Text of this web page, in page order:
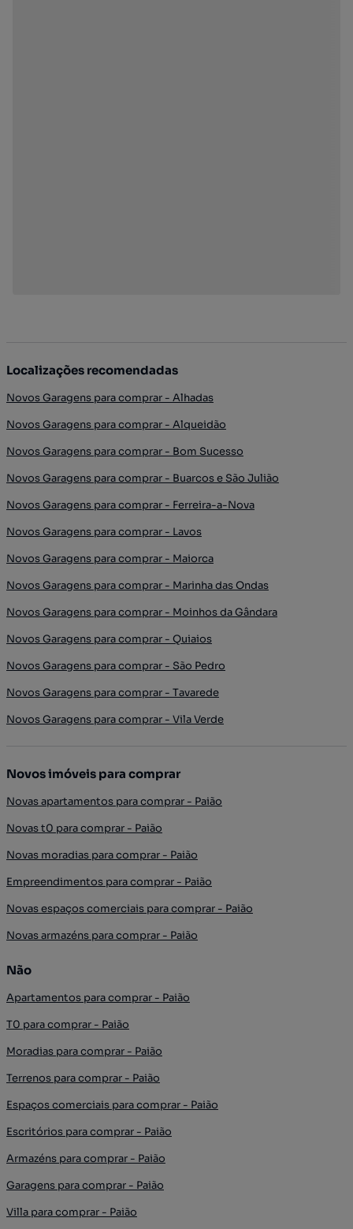
Localizações recomendadas
Novos Garagens para comprar - Alhadas
Novos Garagens para comprar - Alqueidão
Novos Garagens para comprar - Bom Sucesso
Novos Garagens para comprar - Buarcos e São Julião
Novos Garagens para comprar - Ferreira-a-Nova
Novos Garagens para comprar - Lavos
Novos Garagens para comprar - Maiorca
Novos Garagens para comprar - Marinha das Ondas
Novos Garagens para comprar - Moinhos da Gândara
Novos Garagens para comprar - Quiaios
Novos Garagens para comprar - São Pedro
Novos Garagens para comprar - Tavarede
Novos Garagens para comprar - Vila Verde
Novos imóveis para comprar
Novas apartamentos para comprar - Paião
Novas t0 para comprar - Paião
Novas moradias para comprar - Paião
Empreendimentos para comprar - Paião
Novas espaços comerciais para comprar - Paião
Novas armazéns para comprar - Paião
Não
Apartamentos para comprar - Paião
T0 para comprar - Paião
Moradias para comprar - Paião
Terrenos para comprar - Paião
Espaços comerciais para comprar - Paião
Escritórios para comprar - Paião
Armazéns para comprar - Paião
Garagens para comprar - Paião
Villa para comprar - Paião